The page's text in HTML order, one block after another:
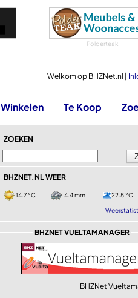
Polderteak
Welkom op BHZNet.nl |
Winkelen Te Koop
ZOEKEN
BHZNET.NL WEER
14.7 °C 4.4 mm 22.5 °C
BHZNET VUELTAMANAGER
BHZNet